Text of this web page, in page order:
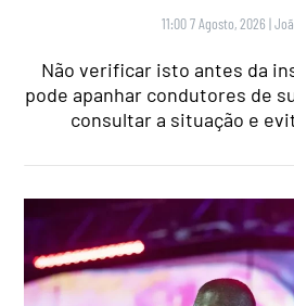
11:00 7 Agosto, 2026 |
Não verificar isto antes da
pode apanhar condutores de
consultar a situação e